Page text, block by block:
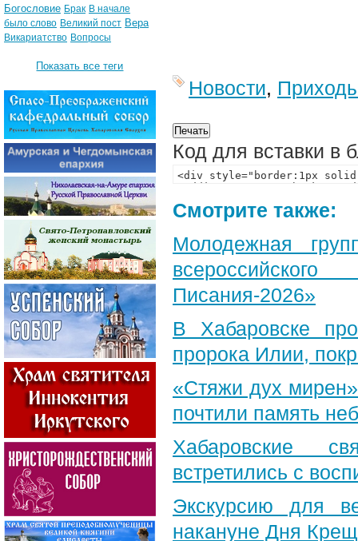
Новости,
Код для вставки в
Смотрите также:
Молодежная
Писания-2026»
В Хабаровске
пророка Илии,
«Стяжи дух
почтили память
Хабаровские
встретились с
Экскурсию для
накануне Дня
Богословие Брак В начале
было слово Великий пост Вера
Викариатство Вопросы
Показать все теги